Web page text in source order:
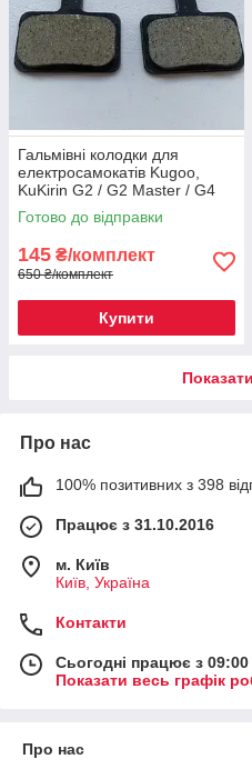
Гальмівні колодки для
електросамокатів Kugoo,
KuKirin G2 / G2 Master / G4
Готово до відправки
145 ₴/комплект
650 ₴/комплект
Купити
Про нас
100% позитивних з 398
Працює з 31.10.2016
м. Київ
Київ, Україна
Контакти
Сьогодні працює з
Показати весь графік
Про нас